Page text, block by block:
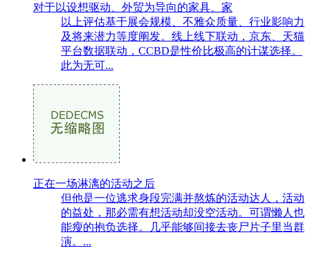
对于以设想驱动、外贸为导向的家具、家
以上评估基于展会规模、不雅众质量、行业影响力
及将来潜力等度阐发。线上线下联动，京东、天猫
平台数据联动，CCBD是性价比极高的计谋选择。
此为无可...
正在一场淋漓的活动之后
但他是一位逃求身段完满并熬炼的活动达人，活动
的益处，那必需有想活动却没空活动。可谓懒人也
能瘦的抱负选择。几乎能够间接去丧尸片子里当群
演。...